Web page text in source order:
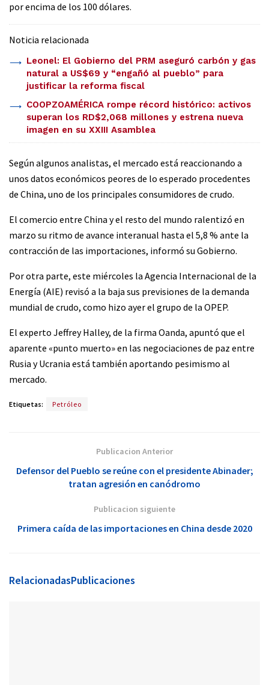
por encima de los 100 dólares.
Noticia relacionada
Leonel: El Gobierno del PRM aseguró carbón y gas
natural a US$69 y “engañó al pueblo” para
justificar la reforma fiscal
COOPZOAMÉRICA rompe récord histórico: activos
superan los RD$2,068 millones y estrena nueva
imagen en su XXIII Asamblea
Según algunos analistas, el mercado está reaccionando a
unos datos económicos peores de lo esperado procedentes
de China, uno de los principales consumidores de crudo.
El comercio entre China y el resto del mundo ralentizó en
marzo su ritmo de avance interanual hasta el 5,8 % ante la
contracción de las importaciones, informó su Gobierno.
Por otra parte, este miércoles la Agencia Internacional de la
Energía (AIE) revisó a la baja sus previsiones de la demanda
mundial de crudo, como hizo ayer el grupo de la OPEP.
El experto Jeffrey Halley, de la firma Oanda, apuntó que el
aparente «punto muerto» en las negociaciones de paz entre
Rusia y Ucrania está también aportando pesimismo al
mercado.
Etiquetas: Petróleo
Publicacion Anterior
Defensor del Pueblo se reúne con el presidente Abinader;
tratan agresión en canódromo
Publicacion siguiente
Primera caída de las importaciones en China desde 2020
RelacionadasPublicaciones